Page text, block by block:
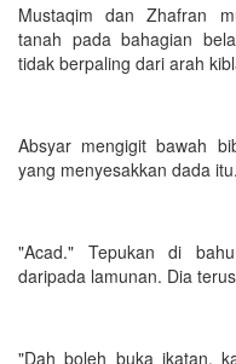
Mustaqim dan Zhafran
tanah pada bahagian
tidak berpaling dari arah
Absyar mengigit bawah
yang menyesakkan dada itu.
"Acad." Tepukan di
daripada lamunan. Dia
"Dah boleh buka ikatan,